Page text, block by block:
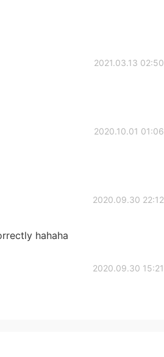
2021.03.13 02:50
2020.10.01 01:06
2020.09.30 22:12
hahaha
2020.09.30 15:21
remeber the name😭